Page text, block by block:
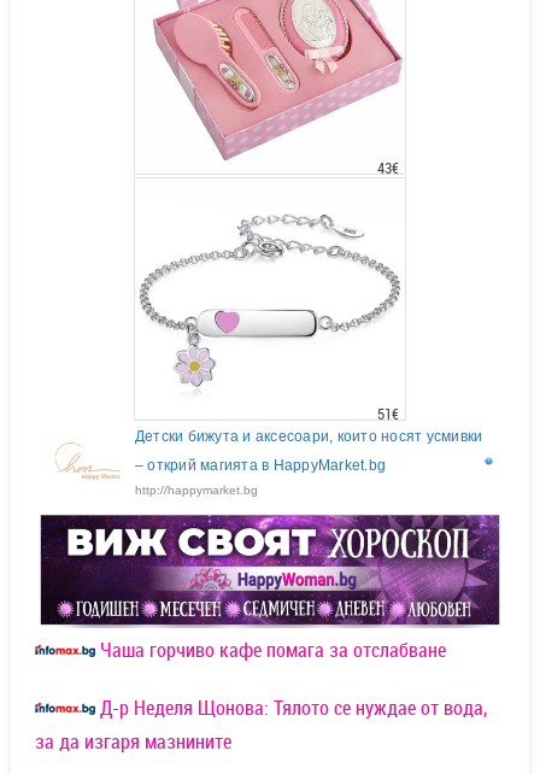
43€
51€
Детски бижута и аксесоари, които носят усмивки
– открий магията в HappyMarket.bg
http://happymarket.bg
Чаша горчиво кафе помага за отслабване
Д-р Неделя Щонова: Тялото се нуждае от вода,
за да изгаря мазнините